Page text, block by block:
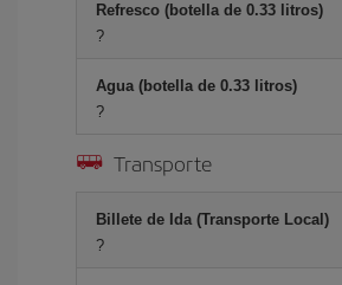
Refresco (botella de 0.33 litros)
?
Agua (botella de 0.33 litros)
?
Transporte
Billete de Ida (Transporte Local)
?